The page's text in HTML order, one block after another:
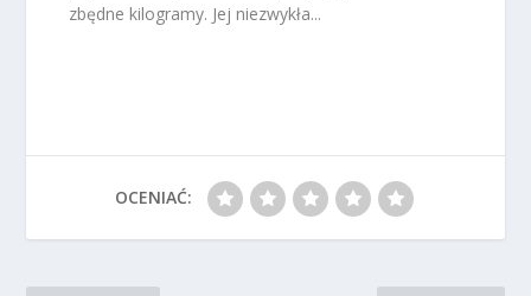
zbędne kilogramy. Jej niezwykła...
OCENIAĆ: